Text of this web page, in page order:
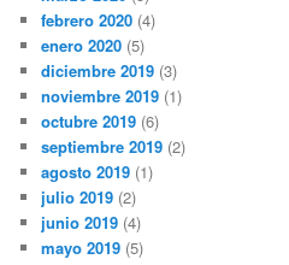
febrero 2020 (4)
enero 2020 (5)
diciembre 2019 (3)
noviembre 2019 (1)
octubre 2019 (6)
septiembre 2019 (2)
agosto 2019 (1)
julio 2019 (2)
junio 2019 (4)
mayo 2019 (5)